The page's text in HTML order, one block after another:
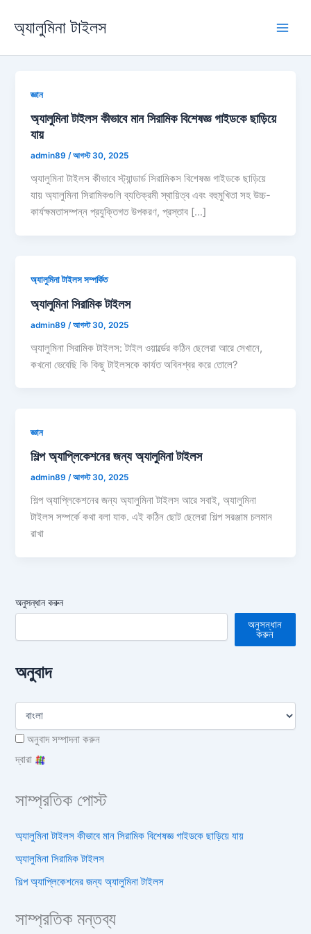
এড়িয়েঅ্যালুমিনা টাইলস
জ্ঞান
অ্যালুমিনা টাইলস কীভাবে মান সিরামিক বিশেষজ্ঞ গাইডকে ছাড়িয়ে
যায়
admin89/আগস্ট 30, 2025
অ্যালুমিনা টাইলস কীভাবে স্ট্যান্ডার্ড সিরামিকস বিশেষজ্ঞ গাইডকে ছাড়িয়ে
যায় অ্যালুমিনা সিরামিকগুলি ব্যতিক্রমী স্থায়িত্ব এবং বহুমুখিতা সহ উচ্চ-
কার্যক্ষমতাসম্পন্ন প্রযুক্তিগত উপকরণ, প্রস্তাব […]
অ্যালুমিনা টাইলস সম্পর্কিত
অ্যালুমিনা সিরামিক টাইলস
admin89 /আগস্ট 30, 2025
অ্যালুমিনা সিরামিক টাইলস: টাইল ওয়ার্ল্ডের কঠিন ছেলেরা আরে সেখানে,
কখনো ভেবেছি কি কিছু টাইলসকে কার্যত অবিনশ্বর করে তোলে?
জ্ঞান
শিল্প অ্যাপ্লিকেশনের জন্য অ্যালুমিনা টাইলস
admin89/আগস্ট 30, 2025
শিল্প অ্যাপ্লিকেশনের জন্য অ্যালুমিনা টাইলস আরে সবাই, অ্যালুমিনা
টাইলস সম্পর্কে কথা বলা যাক. এই কঠিন ছোট ছেলেরা শিল্প সরঞ্জাম চলমান
রাখা
অনুসন্ধান করুন
অনুসন্ধান
করুন
অনুবাদ
অনুবাদ সম্পাদনা করুন
দ্বারা
সাম্প্রতিক পোস্ট
অ্যালুমিনা টাইলস কীভাবে মান সিরামিক বিশেষজ্ঞ গাইডকে ছাড়িয়ে যায়
অ্যালুমিনা সিরামিক টাইলস
শিল্প অ্যাপ্লিকেশনের জন্য অ্যালুমিনা টাইলস
সাম্প্রতিক মন্তব্য